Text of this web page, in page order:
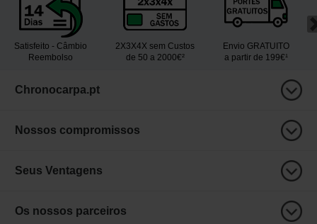
Satisfeito - Câmbio
Reembolso
2X3X4X sem Custos
de 50 a 2000€²
Envio GRATUITO
a partir de 199€¹
Chronocarpa.pt
Nossos compromissos
Seus Ventagens
Os nossos parceiros